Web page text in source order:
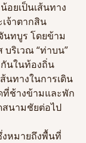
อยเป็นเส้นทาง
จ้าตากสิน
นทบูร โดยข้าม
ริเวณ “ท่าบน”
กันในท้องถิ่น
ส้นทางในการเดิน
ที่ช้างข้ามและพัก
นามชัยต่อไป
หมายถึงพื้นที่